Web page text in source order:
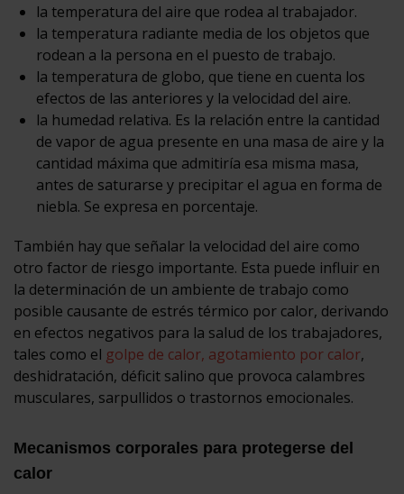
la temperatura del aire que rodea al trabajador.
la temperatura radiante media de los objetos que
rodean a la persona en el puesto de trabajo.
la temperatura de globo, que tiene en cuenta los
efectos de las anteriores y la velocidad del aire.
la humedad relativa. Es la relación entre la cantidad
de vapor de agua presente en una masa de aire y la
cantidad máxima que admitiría esa misma masa,
antes de saturarse y precipitar el agua en forma de
niebla. Se expresa en porcentaje.
También hay que señalar la velocidad del aire como
otro factor de riesgo importante. Esta puede influir en
la determinación de un ambiente de trabajo como
posible causante de estrés térmico por calor, derivando
en efectos negativos para la salud de los trabajadores,
tales como el golpe de calor, agotamiento por calor,
deshidratación, déficit salino que provoca calambres
musculares, sarpullidos o trastornos emocionales.
Mecanismos corporales para protegerse del
calor